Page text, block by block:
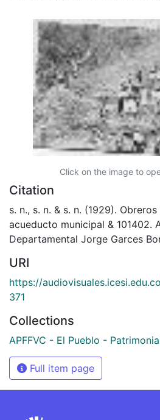
Click on the image to
Citation
s. n., s. n. & s. n. (1929).
acueducto municipal & 101402.
Departamental Jorge Garces
URI
https://
371
Collections
APFFVC - El Pueblo -
Full item page